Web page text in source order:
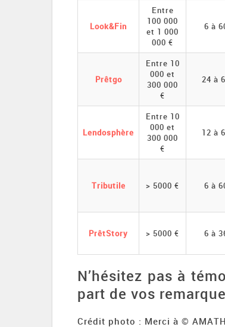
Look&Fin
Entre
100 000
et 1 000
000 €
6 à
Prêtgo
Entre 10
000 et
300 000
€
24 à
Lendosphère
Entre 10
000 et
300 000
€
12 à
Tributile > 5000 € 6 à
PrêtStory > 5000 € 6 à
N’hésitez pas à
part de vos
Crédit photo : Merci à ©